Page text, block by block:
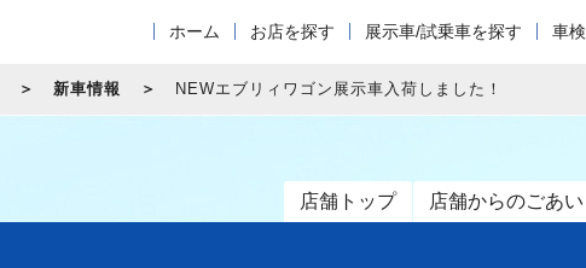
ホーム お店を探す 展示車/試乗車を探す 車
新車情報 NEWエブリィワゴン展示車入荷しました！
店舗トップ 店舗からのごあ